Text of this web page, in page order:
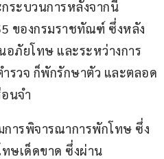
ระบวนการหลังจากนี้
ของกรมราชทัณฑ์ ซึ่งหลัง
ภัยโทษ และระหว่างการ
รวจ ก็พักรักษาตัว และตลอด
นจำ
การพิจารณาการพักโทษ ซึ่ง
ษเด็ดขาด ซึ่งผ่าน